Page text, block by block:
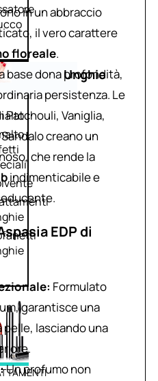
Unghie
in un abbraccio
il vero carattere
floreale.
base dona profondità,
persistenza. Le
Vaniglia,
creano un
che rende la
indimenticabile e
EDP di
Formulato
garantisce una
pelle, lasciando una
ore.
Un profumo non